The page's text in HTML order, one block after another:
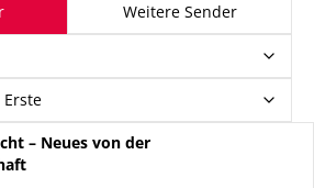
Weitere Sender
Erste
– Neues von der